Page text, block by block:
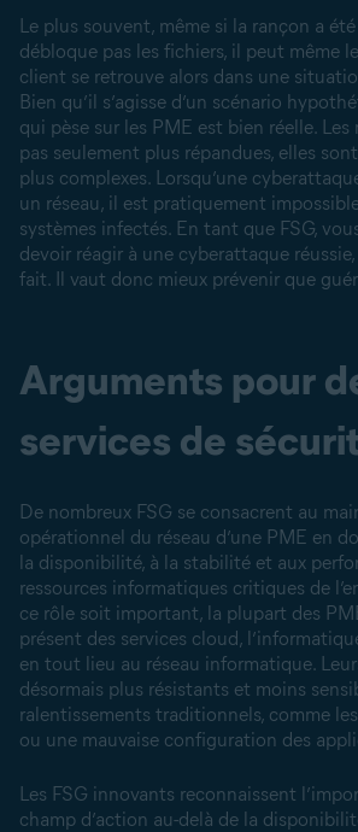
Le plus souvent, même si la rançon a
débloque pas les fichiers, il peut même
client se retrouve alors dans une
Bien qu’il s’agisse d’un scénario
qui pèse sur les PME est bien réelle. Les
pas seulement plus répandues, elles
plus complexes. Lorsqu’une
un réseau, il est pratiquement
systèmes infectés. En tant que FSG,
devoir réagir à une cyberattaque
fait. Il vaut donc mieux prévenir que
Arguments pour
services de
De nombreux FSG se consacrent au
opérationnel du réseau d’une PME en
la disponibilité, à la stabilité et aux
ressources informatiques critiques de
ce rôle soit important, la plupart des
présent des services cloud,
en tout lieu au réseau informatique.
désormais plus résistants et moins
ralentissements traditionnels, comme
ou une mauvaise configuration des
Les FSG innovants reconnaissent
champ d’action au-delà de la